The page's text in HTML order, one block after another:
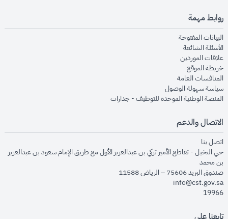
روابط مهمة
البيانات المفتوحةopens in new window
الأسئلة الشائعةopens in new window
علاقات الموردينopens in new window
خريطة الموقعopens in new window
المنافسات العامةopens in new window
سياسة سهولة الوصولopens in new window
المنصة الوطنية الموحدة للتوظيف - جداراتopens in new window
الاتصال والدعم
اتصل بنا
حي النخيل - تقاطع الأمير تركي بن عبدالعزيز الأول مع طريق الإمام سعود بن عبدالعزيز
بن محمد
صندوق البريد 75606 – الرياض 11588
info@cst.gov.sa
19966
تابعنا على